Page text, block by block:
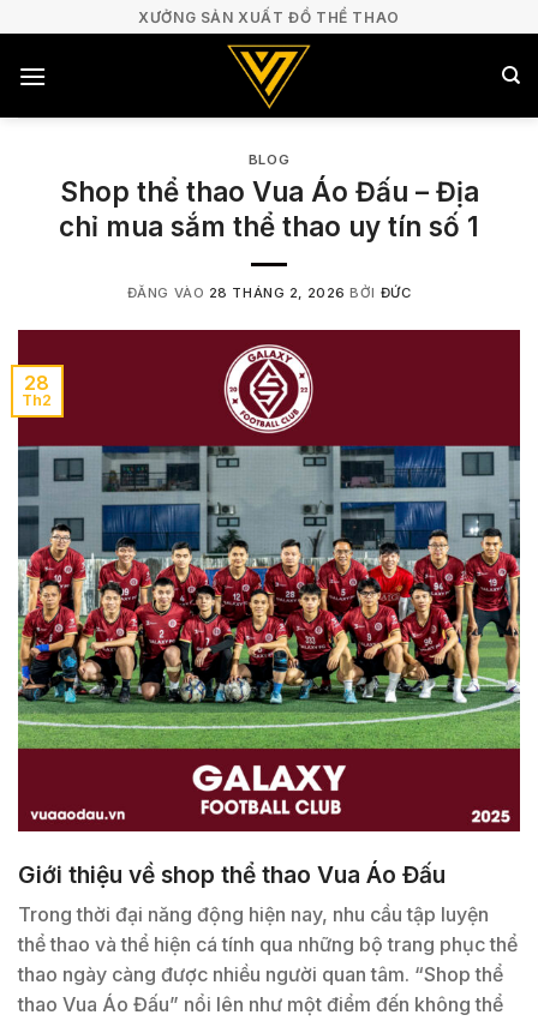
nội
XƯỞNG SẢN XUẤT ĐỒ THỂ THAO
BLOG
Shop thể thao Vua Áo Đấu – Địa
chỉ mua sắm thể thao uy tín số 1
ĐĂNG VÀO 28 THÁNG 2, 2026 BỞI ĐỨC
28
Th2
Giới thiệu về shop thể thao Vua Áo Đấu
Trong thời đại năng động hiện nay, nhu cầu tập luyện
thể thao và thể hiện cá tính qua những bộ trang phục thể
thao ngày càng được nhiều người quan tâm. “Shop thể
thao Vua Áo Đấu” nổi lên như một điểm đến không thể